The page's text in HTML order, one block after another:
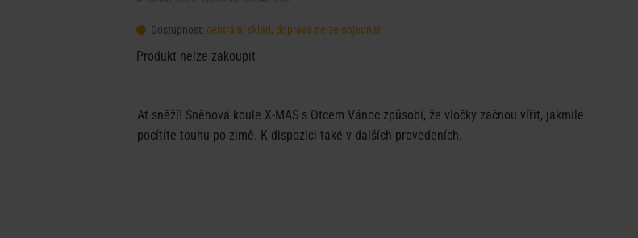
Dostupnost: centrální sklad, doprava nelze objednat
Produkt nelze zakoupit
Ať sněží! Sněhová koule X-MAS s Otcem Vánoc způsobí, že vločky začnou vířit, jakmile
pocítíte touhu po zimě. K dispozici také v dalších provedeních.